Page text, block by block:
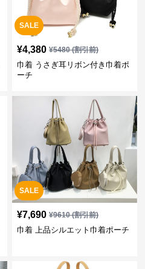
SALE
¥4,380 ¥5480(割引前)
巾着 うさぎ耳リボン付き巾着ポ
ーチ
SALE
¥7,690 ¥9610(割引前)
巾着 上品シルエット巾着ポーチ